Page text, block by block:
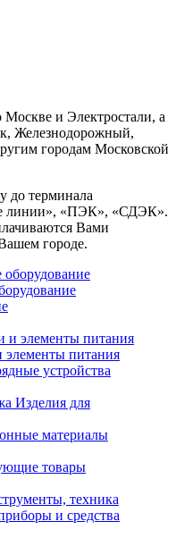
и Электростали, а
Железнодорожный,
городам Московской
до терминала
линии», «ПЭК», «СДЭК».
Вами
городе.
элементы питания
устройства
Изделия для
материалы
товары
техника
и средства